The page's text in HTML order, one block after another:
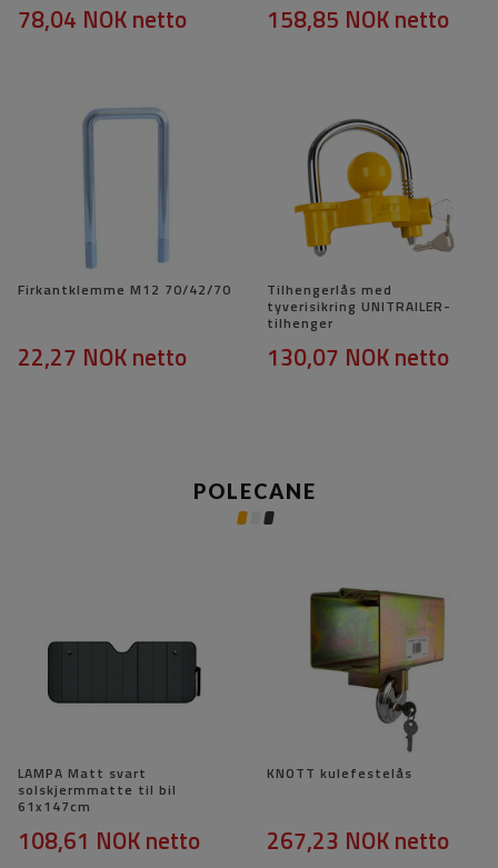
78,04 NOKnetto 158,85 NOKnetto
Firkantklemme M12 70/42/70
22,27 NOKnetto
Tilhengerlås med
tyverisikring UNITRAILER-
tilhenger
130,07 NOKnetto
POLECANE
LAMPA Matt svart
solskjermmatte til bil
61x147cm
108,61 NOKnetto
KNOTT kulefestelås
267,23 NOKnetto